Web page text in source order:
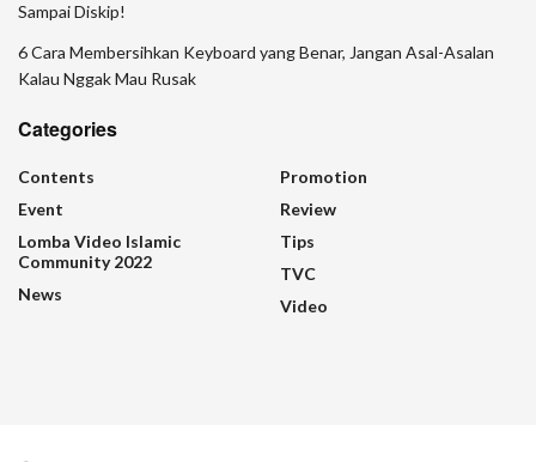
Sampai Diskip!
6 Cara Membersihkan Keyboard yang Benar, Jangan Asal-Asalan
Kalau Nggak Mau Rusak
Categories
Contents
Event
Lomba Video Islamic
Community 2022
News
Promotion
Review
Tips
TVC
Video